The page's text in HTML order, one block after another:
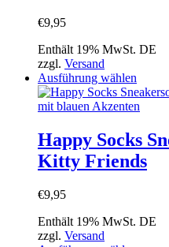
der
€9,95
Enthält 19% MwSt. DE
zzgl. Versand
Ausführung wählen
weist
auf.
Die
der
Happy Socks
Kitty Friends
€9,95
Enthält 19% MwSt. DE
zzgl. Versand